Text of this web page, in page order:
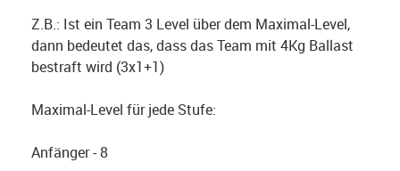
Z.B.: Ist ein Team 3 Level über dem Maximal-Level,
dann bedeutet das, dass das Team mit 4Kg Ballast
bestraft wird (3x1+1)
Maximal-Level für jede Stufe:
Anfänger - 8